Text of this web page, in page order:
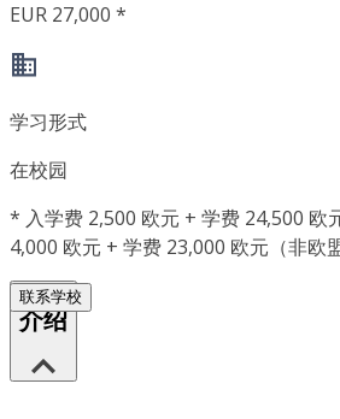
EUR 27,000 *
学习形式
在校园
* 入学费 2,500 欧元 + 学费 24,500
4,000 欧元 + 学费 23,000 欧元（非欧盟
联系学校
介绍